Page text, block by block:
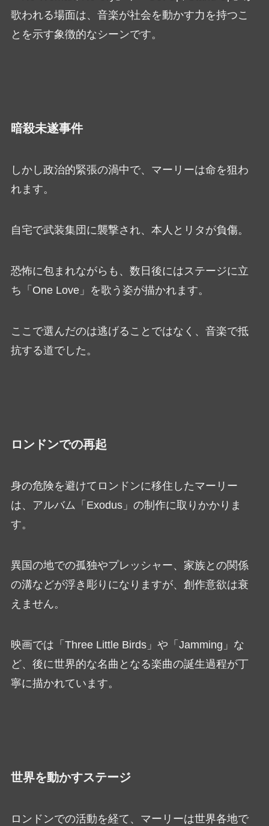
歌われる場面は、音楽が社会を動かす力を持つこ
とを示す象徴的なシーンです。
暗殺未遂事件
しかし政治的緊張の渦中で、マーリーは命を狙わ
れます。
自宅で武装集団に襲撃され、本人とリタが負傷。
恐怖に包まれながらも、数日後にはステージに立
ち「One Love」を歌う姿が描かれます。
ここで選んだのは逃げることではなく、音楽で抵
抗する道でした。
ロンドンでの再起
身の危険を避けてロンドンに移住したマーリー
は、アルバム「Exodus」の制作に取りかかりま
す。
異国の地での孤独やプレッシャー、家族との関係
の溝などが浮き彫りになりますが、創作意欲は衰
えません。
映画では「Three Little Birds」や「Jamming」な
ど、後に世界的な名曲となる楽曲の誕生過程が丁
寧に描かれています。
世界を動かすステージ
ロンドンでの活動を経て、マーリーは世界各地で